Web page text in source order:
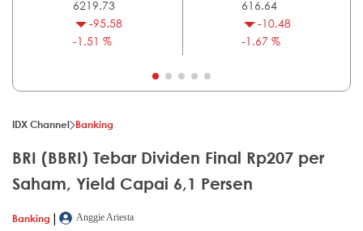
6219.73
-95.58
-1.51 %
616.64
-10.48
-1.67 %
IDX Channel Banking
BRI (BBRI) Tebar Dividen Final Rp207 per
Saham, Yield Capai 6,1 Persen
Banking |
Anggie Ariesta